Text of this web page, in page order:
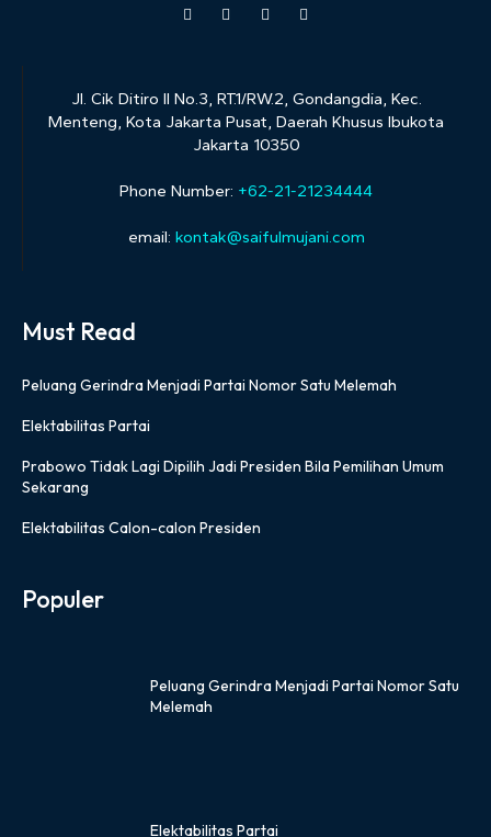
Jl. Cik Ditiro II No.3, RT.1/RW.2, Gondangdia, Kec.
Menteng, Kota Jakarta Pusat, Daerah Khusus Ibukota
Jakarta 10350
Phone Number: +62-21-21234444
email: kontak@saifulmujani.com
Must Read
Peluang Gerindra Menjadi Partai Nomor Satu Melemah
Elektabilitas Partai
Prabowo Tidak Lagi Dipilih Jadi Presiden Bila Pemilihan Umum
Sekarang
Elektabilitas Calon-calon Presiden
Populer
Peluang Gerindra Menjadi Partai Nomor Satu
Melemah
Elektabilitas Partai